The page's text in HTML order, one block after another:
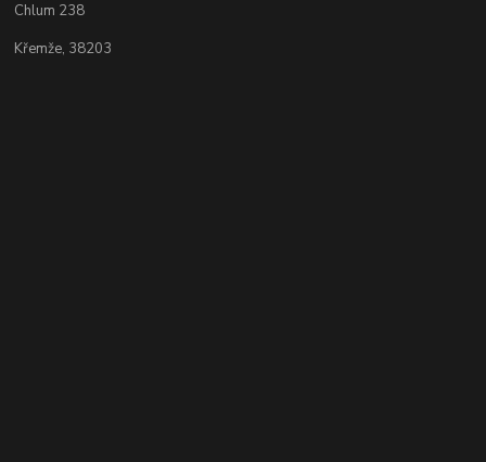
Chlum 238
Křemže, 38203